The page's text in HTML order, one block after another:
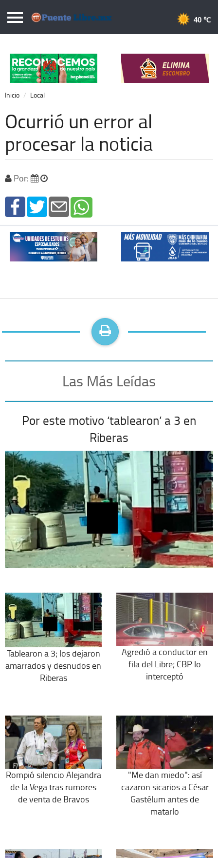
Puentelibre.mx
Local
Nacional
Opinión
Cronos
Economía
Espectáculos
Deportes
Extra +
40 ℃
Inicio Local
Ocurrió un error al
procesar la noticia
Por:
Las Más Leídas
Por este motivo ‘tablearon’ a 3 en
Riberas
Tablearon a 3; los dejaron
amarrados y desnudos en
Riberas
Agredió a conductor en
fila del Libre; CBP lo
interceptó
Rompió silencio Alejandra
de la Vega tras rumores
de venta de Bravos
"Me dan miedo": así
cazaron sicarios a César
Gastélum antes de
matarlo